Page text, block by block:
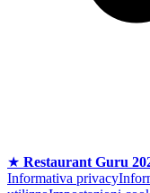
★ Restaurant Guru
Informativa privacy